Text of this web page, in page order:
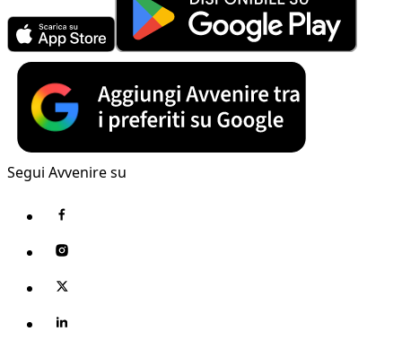
Segui Avvenire su